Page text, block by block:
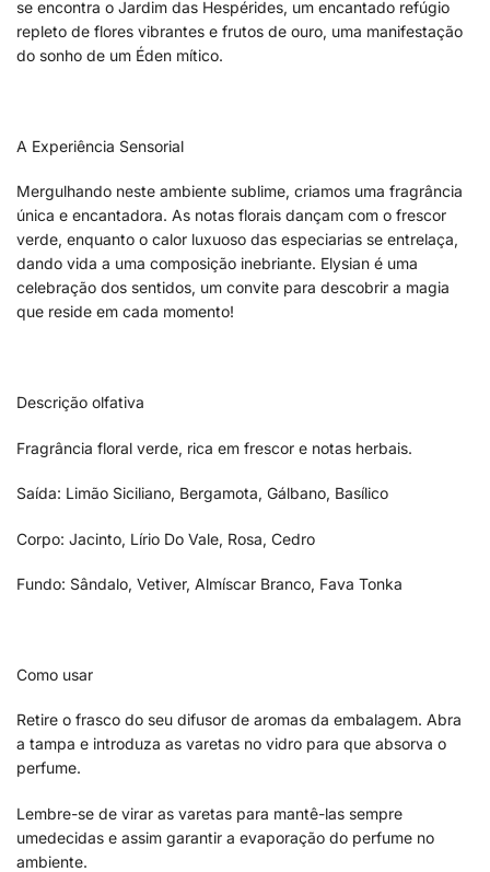
se encontra o Jardim das Hespérides, um encantado refúgio
repleto de flores vibrantes e frutos de ouro, uma manifestação
do sonho de um Éden mítico.
A Experiência Sensorial
Mergulhando neste ambiente sublime, criamos uma fragrância
única e encantadora. As notas florais dançam com o frescor
verde, enquanto o calor luxuoso das especiarias se entrelaça,
dando vida a uma composição inebriante. Elysian é uma
celebração dos sentidos, um convite para descobrir a magia
que reside em cada momento!
Descrição olfativa
Fragrância floral verde, rica em frescor e notas herbais.
Saída: Limão Siciliano, Bergamota, Gálbano, Basílico
Corpo: Jacinto, Lírio Do Vale, Rosa, Cedro
Fundo: Sândalo, Vetiver, Almíscar Branco, Fava Tonka
Como usar
Retire o frasco do seu difusor de aromas da embalagem. Abra
a tampa e introduza as varetas no vidro para que absorva o
perfume.
Lembre-se de virar as varetas para mantê-las sempre
umedecidas e assim garantir a evaporação do perfume no
ambiente.